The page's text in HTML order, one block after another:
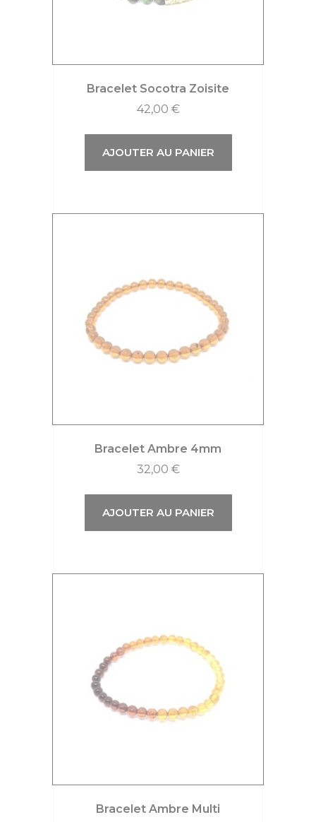
Bracelet Socotra Zoisite
42,00 €
AJOUTER AU PANIER
Bracelet Ambre 4mm
32,00 €
AJOUTER AU PANIER
Bracelet Ambre Multi